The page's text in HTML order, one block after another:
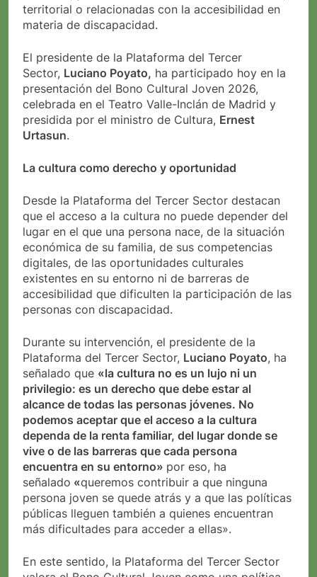
territorial o relacionadas con la accesibilidad en
materia de discapacidad.
El presidente de la Plataforma del Tercer
Sector, Luciano Poyato, ha participado hoy en la
presentación del Bono Cultural Joven 2026,
celebrada en el Teatro Valle-Inclán de Madrid y
presidida por el ministro de Cultura, Ernest
Urtasun.
La cultura como derecho y oportunidad
Desde la Plataforma del Tercer Sector destacan
que el acceso a la cultura no puede depender del
lugar en el que una persona nace, de la situación
económica de su familia, de sus competencias
digitales, de las oportunidades culturales
existentes en su entorno ni de barreras de
accesibilidad que dificulten la participación de las
personas con discapacidad.
Durante su intervención, el presidente de la
Plataforma del Tercer Sector, Luciano Poyato, ha
señalado que «la cultura no es un lujo ni un
privilegio: es un derecho que debe estar al
alcance de todas las personas jóvenes. No
podemos aceptar que el acceso a la cultura
dependa de la renta familiar, del lugar donde se
vive o de las barreras que cada persona
encuentra en su entorno» por eso, ha
señalado «queremos contribuir a que ninguna
persona joven se quede atrás y a que las políticas
públicas lleguen también a quienes encuentran
más dificultades para acceder a ellas».
En este sentido, la Plataforma del Tercer Sector